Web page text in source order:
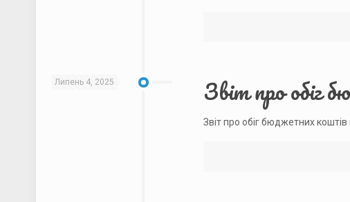
Липень 4, 2025 Звіт про обіг
Звіт про обіг бюджетних